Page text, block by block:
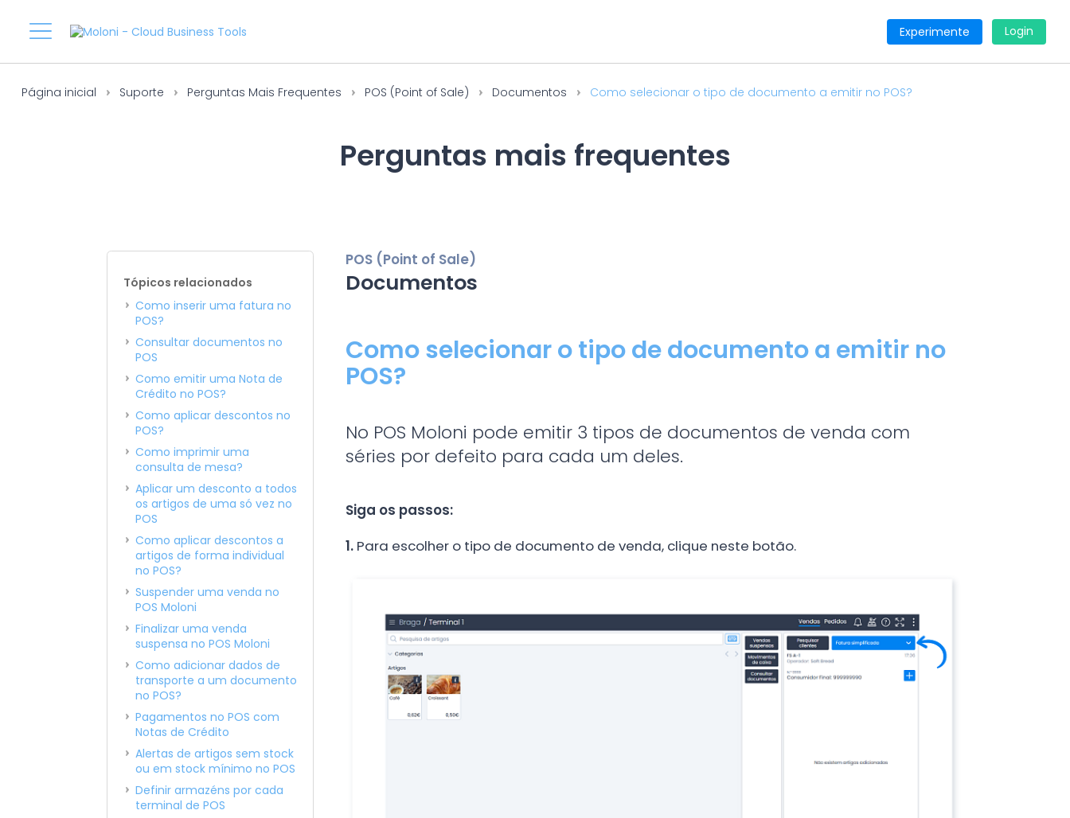
Experimente Login
Página inicial Suporte Perguntas Mais Frequentes POS (Point of Sale) Documentos Como selecionar o tipo de documento a emitir no POS?
Perguntas mais frequentes
Tópicos relacionados
Como inserir uma fatura no
POS?
Consultar documentos no
POS
Como emitir uma Nota de
Crédito no POS?
Como aplicar descontos no
POS?
Como imprimir uma
consulta de mesa?
Aplicar um desconto a todos
os artigos de uma só vez no
POS
Como aplicar descontos a
artigos de forma individual
no POS?
Suspender uma venda no
POS Moloni
Finalizar uma venda
suspensa no POS Moloni
Como adicionar dados de
transporte a um documento
no POS?
Pagamentos no POS com
Notas de Crédito
Alertas de artigos sem stock
ou em stock mínimo no POS
Definir armazéns por cada
terminal de POS
POS (Point of Sale)
Documentos
Como selecionar o tipo de documento a emitir no
POS?
No POS Moloni pode emitir 3 tipos de documentos de venda com
séries por defeito para cada um deles.
Siga os passos:
1. Para escolher o tipo de documento de venda, clique neste botão.